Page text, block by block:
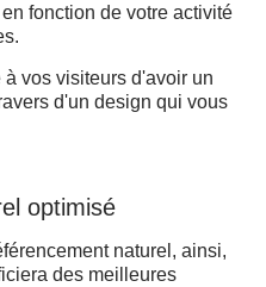
fonction de votre activité
vos visiteurs d'avoir un
d'un design qui vous
optimisé
naturel, ainsi,
des meilleures